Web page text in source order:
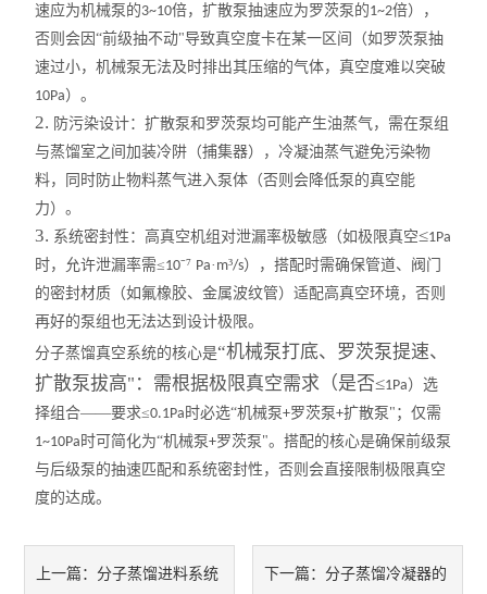
SX2系列电阻炉
玻璃仪器烘干器
速应为机械泵的3~10倍，扩散泵抽速应为罗茨泵的1~2倍），
否则会因“前级抽不动"导致真空度卡在某一区间（如罗茨泵抽
速过小，机械泵无法及时排出其压缩的气体，真空度难以突破
10Pa）。
2. 防污染设计：扩散泵和罗茨泵均可能产生油蒸气，需在泵组
与蒸馏室之间加装冷阱（捕集器），冷凝油蒸气避免污染物
料，同时防止物料蒸气进入泵体（否则会降低泵的真空能
力）。
3. 系统密封性： 高真空机组对泄漏率极敏感（如极限真空≤1Pa
时，允许泄漏率需≤10⁻⁷ Pa· m³/s），搭配时需确保管道、阀门
的密封材质（如氟橡胶、金属波纹管）适配高真空环境，否则
再好的泵组也无法达到设计极限。
分子蒸馏真空系统的核心是“机械泵打底、罗茨泵提速、
扩散泵拔高"：需根据极限真空需求（是否≤1Pa）选
择组合——要求≤0.1Pa 时必选“机械泵+罗茨泵+扩散泵"；仅需
1~10Pa 时可简化为“机械泵+罗茨泵"。搭配的核心是确保前级泵
与后级泵的抽速匹配和系统密封性，否则会直接限制极限真空
度的达成。
上一篇：分子蒸馏进料系统 下一篇： 分子蒸馏冷凝器的